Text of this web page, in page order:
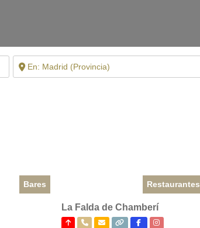
Bares Restaurantes
La Falda de Chamberí